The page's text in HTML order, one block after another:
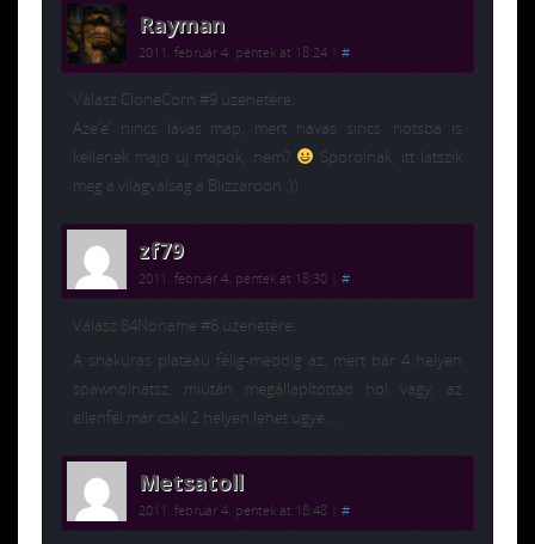
Rayman
2011. február 4. péntek at 18:24 #
Válasz CloneCorn #9 üzenetére:
Aze’e’ nincs lávás map, mert havas sincs, hotsba is
kellenek majd uj mapok, nem?
Sporolnak, itt latszik
meg a vilagvalsag a Blizzardon :))
zf79
2011. február 4. péntek at 18:30 #
Válasz 84Noname #6 üzenetére:
A shakuras plateau félig-meddig az, mert bár 4 helyen
spawnolhatsz, miután megállapítottad hol vagy, az
ellenfél már csak 2 helyen lehet ugye….
Metsatoll
2011. február 4. péntek at 18:48 #